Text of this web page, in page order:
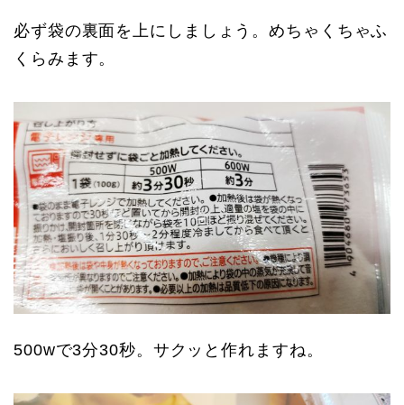
必ず袋の裏面を上にしましょう。めちゃくちゃふ
くらみます。
500wで3分30秒。サクッと作れますね。